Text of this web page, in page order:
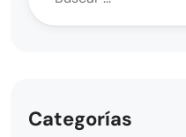
Categorías